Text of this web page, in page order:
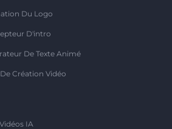
Du Logo
D'intro
De Texte Animé
Création Vidéo
IA